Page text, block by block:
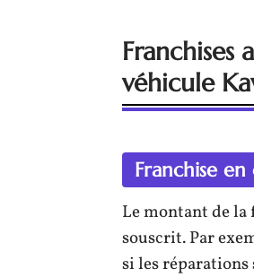
Franchises
véhicule
Franchise
Le montant de
souscrit. Par
si les réparations